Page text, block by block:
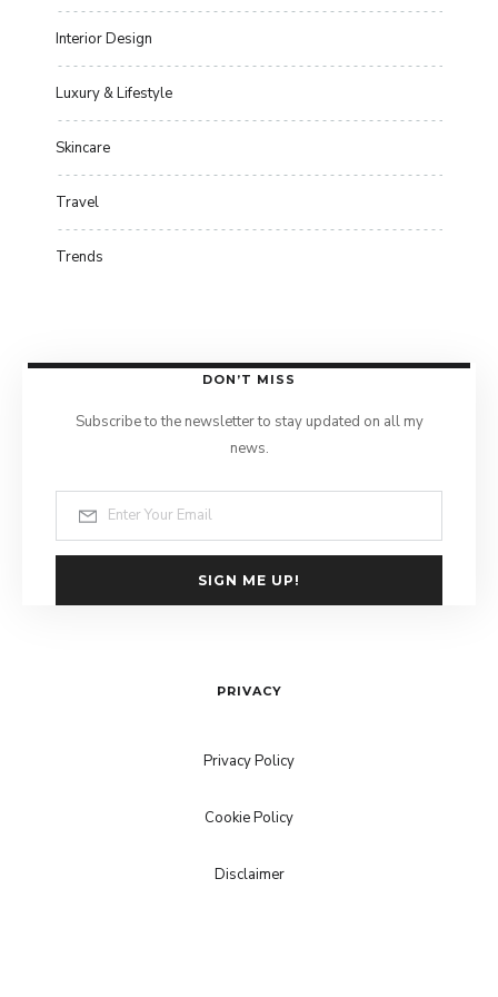
Interior Design
Luxury & Lifestyle
Skincare
Travel
Trends
DON’T MISS
Subscribe to the newsletter to stay updated on all my
news.
SIGN ME UP!
PRIVACY
Privacy Policy
Cookie Policy
Disclaimer